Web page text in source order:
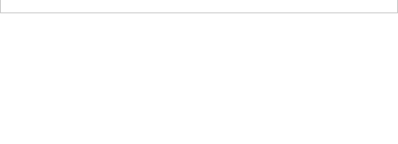
с 20 июля 1999 г.